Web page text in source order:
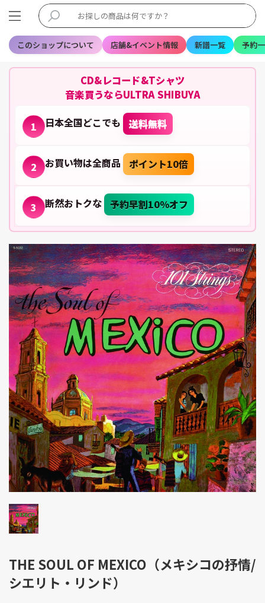
このショップについて 店舗&イベント情報 新譜一覧 予約
CD&レコード&Tシャツ
音楽買うならULTRA SHIBUYA
1 日本全国どこでも 送料無料
2 お買い物は全商品 ポイント10倍
3 断然おトクな 予約早割10%オフ
THE SOUL OF MEXICO（メキシコの抒情/
シエリト・リンド）